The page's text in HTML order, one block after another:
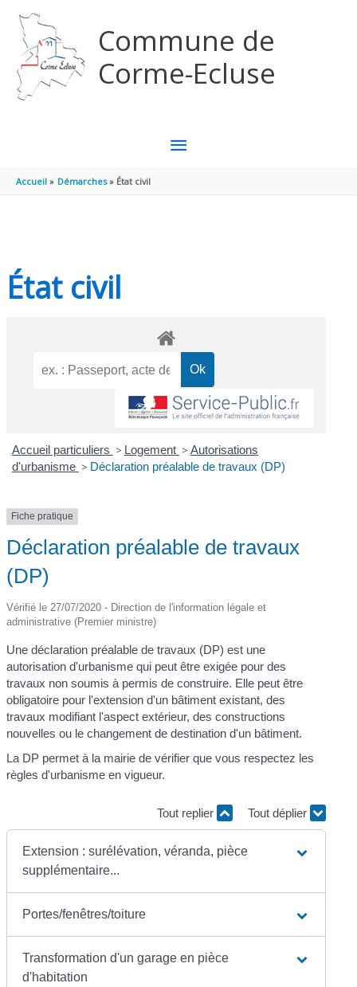
Commune de
Corme-Ecluse
MENU
Accueil Démarches État civil
État civil
Accueil particuliers > Logement > Autorisations
d'urbanisme > Déclaration préalable de travaux (DP)
Fiche pratique
Déclaration préalable de travaux
(DP)
Vérifié le 27/07/2020 - Direction de l'information légale et
administrative (Premier ministre)
Une déclaration préalable de travaux (DP) est une
autorisation d'urbanisme qui peut être exigée pour des
travaux non soumis à permis de construire. Elle peut être
obligatoire pour l'extension d'un bâtiment existant, des
travaux modifiant l'aspect extérieur, des constructions
nouvelles ou le changement de destination d'un bâtiment.
La DP permet à la mairie de vérifier que vous respectez les
règles d'urbanisme en vigueur.
Tout replier Tout déplier
Extension : surélévation, véranda, pièce
supplémentaire...
Portes/fenêtres/toiture
Transformation d'un garage en pièce
d'habitation